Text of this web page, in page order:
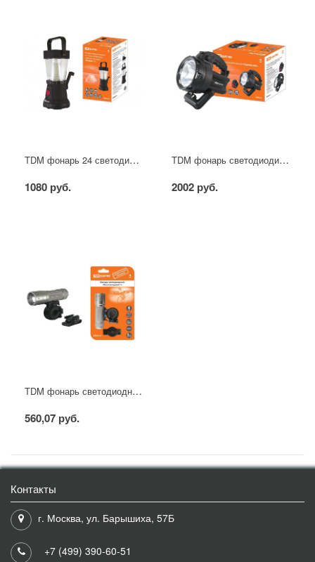
TDM фонарь 24 светодиода "Кемпинг 7", аккум. c солн. батар. и динамо зарядкой, 2 режима
1080 руб.
TDM фонарь светодиодиодный "Прожектор", аккум. 3 Вт с подставкой
2002 руб.
TDM фонарь светодиодный 5Вт "Велосипедный 1" с креплениями, IP54
560,07 руб.
Контакты
г. Москва, ул. Барышиха, 57Б
+7 (499) 390-60-51